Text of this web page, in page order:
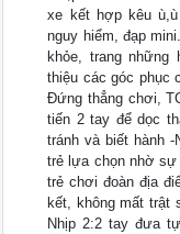
xe kết hợp kêu
nguy hiểm, đạp
khỏe, trang
thiệu các góc phục
Đứng thẳng chơi,
tiến 2 tay để dọc
tránh và biết hành
trẻ lựa chọn nhờ sự
trẻ chơi đoàn địa
kết, không mất trật
Nhịp 2:2 tay đưa